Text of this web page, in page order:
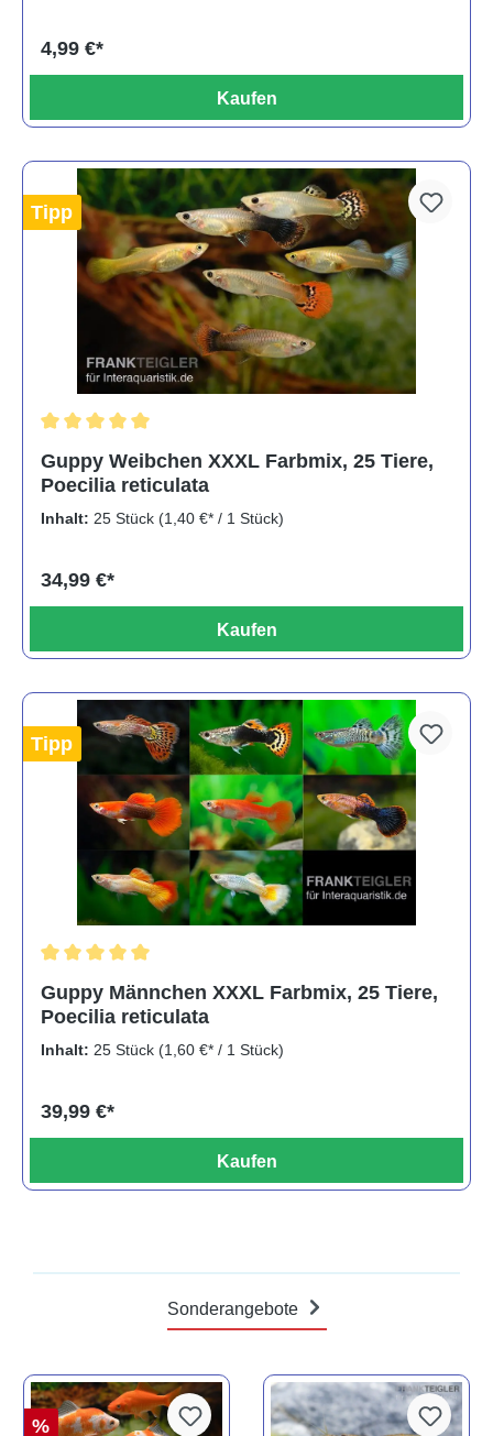
4,99 €*
Kaufen
Tipp
Guppy Weibchen XXXL Farbmix, 25 Tiere,
Poecilia reticulata
Inhalt: 25 Stück (1,40 €* / 1 Stück)
34,99 €*
Kaufen
Tipp
Guppy Männchen XXXL Farbmix, 25 Tiere,
Poecilia reticulata
Inhalt: 25 Stück (1,60 €* / 1 Stück)
39,99 €*
Kaufen
Sonderangebote
%